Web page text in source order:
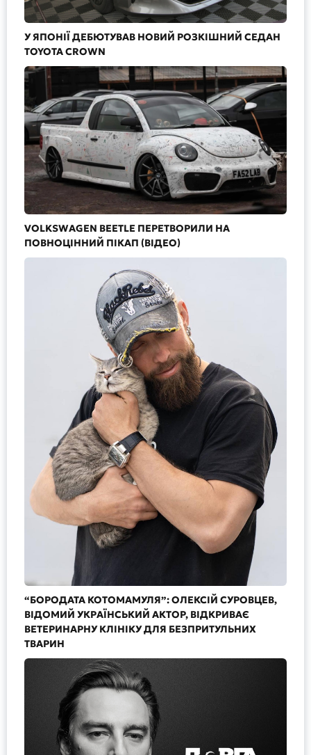
У ЯПОНІЇ ДЕБЮТУВАВ НОВИЙ РОЗКІШНИЙ СЕДАН
TOYOTA CROWN
VOLKSWAGEN BEETLE ПЕРЕТВОРИЛИ НА
ПОВНОЦІННИЙ ПІКАП (ВІДЕО)
“БОРОДАТА КОТОМАМУЛЯ”: ОЛЕКСІЙ СУРОВЦЕВ,
ВІДОМИЙ УКРАЇНСЬКИЙ АКТОР, ВІДКРИВАЄ
ВЕТЕРИНАРНУ КЛІНІКУ ДЛЯ БЕЗПРИТУЛЬНИХ
ТВАРИН